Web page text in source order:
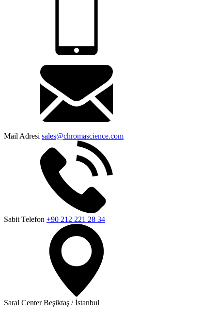
Mail Adresi sales@chromascience.com
Sabit Telefon +90 212 221 28 34
Saral CenterBeşiktaş / İstanbul